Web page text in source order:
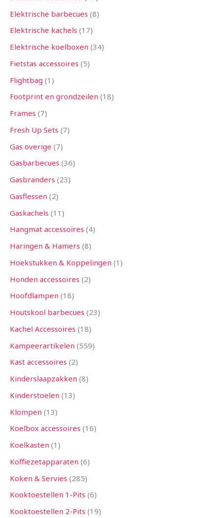
Elektrische barbecues 8
Elektrische kachels 17
Elektrische koelboxen 34
Fietstas accessoires 5
Flightbag 1
Footprint en grondzeilen 18
Frames 7
Fresh Up Sets 7
Gas overige 7
Gasbarbecues 36
Gasbranders 23
Gasflessen 2
Gaskachels 11
Hangmat accessoires 4
Haringen & Hamers 8
Hoekstukken & Koppelingen 1
Honden accessoires 2
Hoofdlampen 18
Houtskool barbecues 23
Kachel Accessoires 18
Kampeerartikelen 559
Kast accessoires 2
Kinderslaapzakken 8
Kinderstoelen 13
Klompen 13
Koelbox accessoires 16
Koelkasten 1
Koffiezetapparaten 6
Koken & Servies 285
Kooktoestellen 1-Pits 6
Kooktoestellen 2-Pits 19